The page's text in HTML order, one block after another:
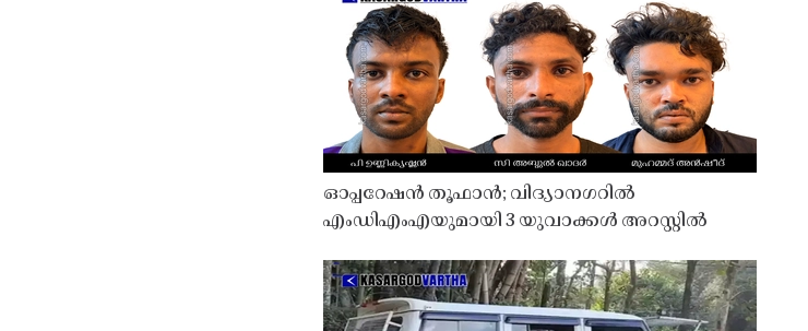
ഓപ്പറേഷൻ തൂഫാൻ; വിദ്യാനഗറിൽ
എംഡിഎംഎയുമായി 3 യുവാക്കൾ അറസ്റ്റിൽ